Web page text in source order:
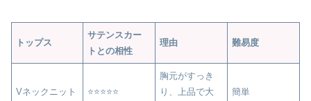
トップス
サテンスカー
トとの相性
理由 難易度
Vネックニット ⭐⭐⭐⭐⭐
胸元がすっき
り、上品で大
簡単